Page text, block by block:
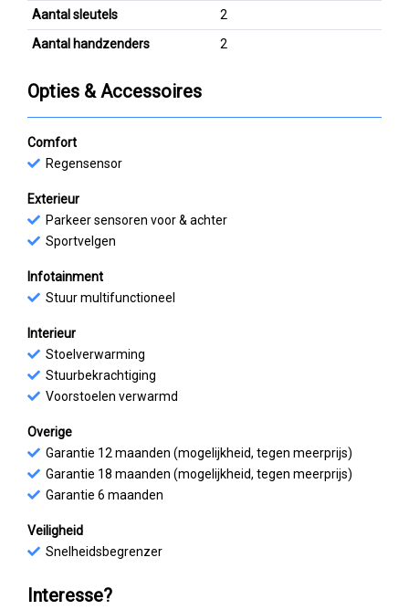
Aantal sleutels
2
Aantal handzenders
2
Opties & Accessoires
Comfort
Regensensor
Exterieur
Parkeer sensoren voor & achter
Sportvelgen
Infotainment
Stuur multifunctioneel
Interieur
Stoelverwarming
Stuurbekrachtiging
Voorstoelen verwarmd
Overige
Garantie 12 maanden (mogelijkheid, tegen meerprijs)
Garantie 18 maanden (mogelijkheid, tegen meerprijs)
Garantie 6 maanden
Veiligheid
Snelheidsbegrenzer
Interesse?